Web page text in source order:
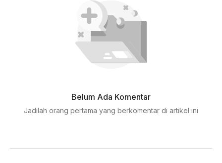
Belum Ada Komentar
Jadilah orang pertama yang berkomentar di artikel ini